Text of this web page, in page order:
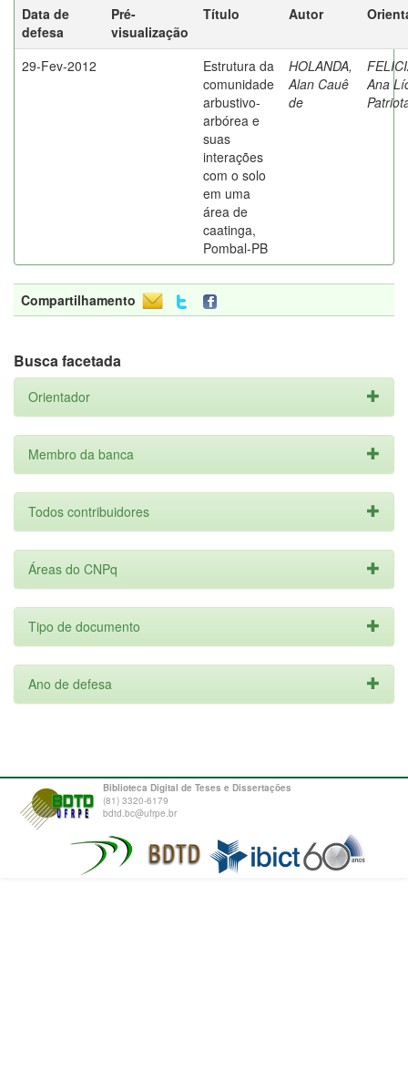
Data de
defesa
Pré-
visualização
Título Autor
29-Fev-2012
Estrutura da
comunidade
arbustivo-
arbórea e
suas
interações
com o solo
em uma
área de
caatinga,
Pombal-PB
HOLANDA,
Alan Cauê
de
Ana
Compartilhamento
Busca facetada
Orientador
Membro da banca
Todos contribuidores
Áreas do CNPq
Tipo de documento
Ano de defesa
Biblioteca Digital de Teses e Dissertações
(81) 3320-6179
bdtd.bc@ufrpe.br